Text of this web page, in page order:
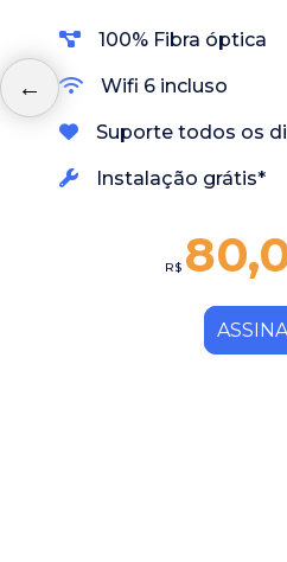
100% Fibra óptica
Wifi 6 incluso
Suporte todos os
Instalação grátis*
R$